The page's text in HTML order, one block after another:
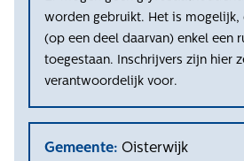
worden gebruikt. Het is mogelijk,
(op een deel daarvan) enkel een
toegestaan. Inschrijvers zijn hier
verantwoordelijk voor.
Gemeente: Oisterwijk